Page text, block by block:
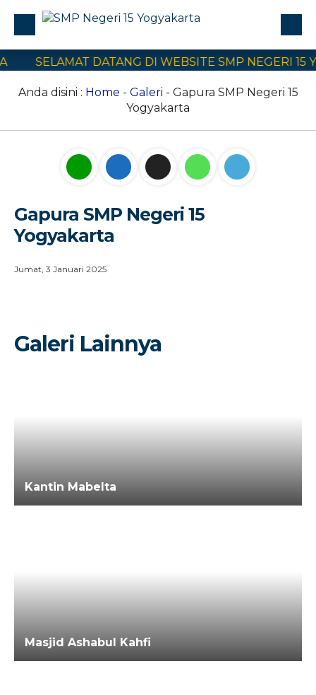
Profile
Civitas Akademika
SELAMAT DATANG DI WEBSITE SMP NEGERI 15
Anda disini : Home - Galeri - Gapura SMP Negeri 15
Yogyakarta
Gapura SMP Negeri 15
Yogyakarta
Jumat, 3 Januari 2025
Galeri Lainnya
Kantin Mabelta
Masjid Ashabul Kahfi